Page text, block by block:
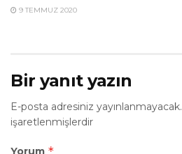
9 TEMMUZ 2020
Bir yanıt yazın
E-posta adresiniz yayınlanmayacak.
işaretlenmişlerdir
Yorum *